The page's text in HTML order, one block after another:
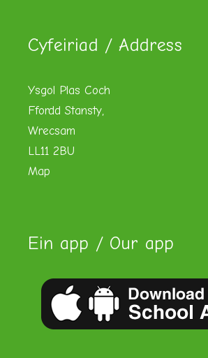
Cyfeiriad / Address
Ysgol Plas Coch
Ffordd Stansty,
Wrecsam
LL11 2BU
Map
Ein app / Our app